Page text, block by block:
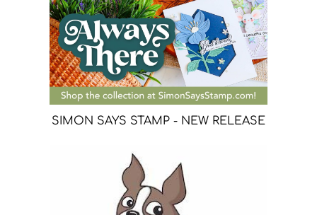
SIMON SAYS STAMP - NEW RELEASE